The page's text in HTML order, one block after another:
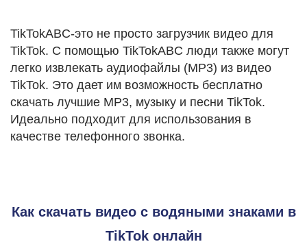
TikTokABC-это не просто загрузчик видео для
TikTok. С помощью TikTokABC люди также могут
легко извлекать аудиофайлы (MP3) из видео
TikTok. Это дает им возможность бесплатно
скачать лучшие MP3, музыку и песни TikTok.
Идеально подходит для использования в
качестве телефонного звонка.
Как скачать видео с водяными знаками в
TikTok онлайн